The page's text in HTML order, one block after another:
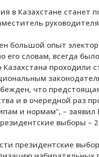
в Казахстане станет
большой опыт
его словам, всегда
проходили
что
и в очередной раз
и нормам", –
выборы –
президентские